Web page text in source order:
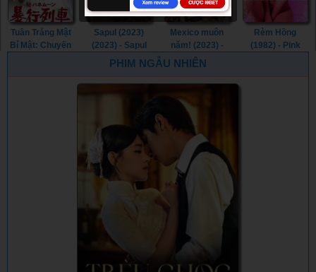
Tuần Trăng Mật
Bí Mật: Chuyến
Sapul (2023)
(2023) - Sapul
(2023) (2023)
Mexico muôn
năm! (2023) -
¡Que Viva
Rèm Hồng
(1982) - Pink
PHIM NGẪU NHIÊN